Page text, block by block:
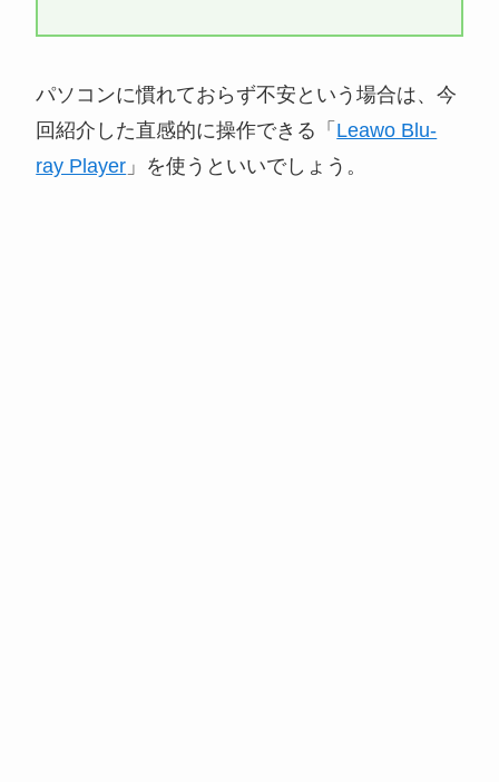
パソコンに慣れておらず不安という場合は、今
回紹介した直感的に操作できる「 Leawo Blu-
ray Player 」を使うといいでしょう。